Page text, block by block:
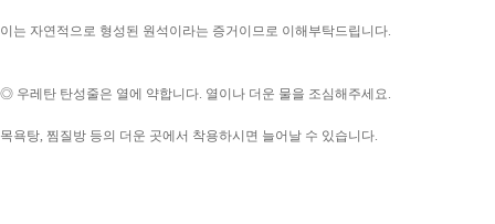
이는 자연적으로 형성된 원석이라는 증거이므로 이해부탁드립니다.
◎ 우레탄 탄성줄은 열에 약합니다. 열이나 더운 물을 조심해주세요.
목욕탕, 찜질방 등의 더운 곳에서 착용하시면 늘어날 수 있습니다.